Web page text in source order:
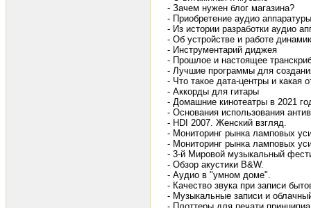
- Зачем нужен блог магазина?
- Приобретение аудио
- Из истории разработки аудио
- Об устройстве и работе
- Инструментарий диджея
- Прошлое и настоящее
- Лучшие программы для
- Что такое дата-центры и какая
- Аккорды для гитары
- Домашние кинотеатры в 2021
- Основания использования
- HDI 2007. Женский взгляд.
- Мониторинг рынка ламповых
- Мониторинг рынка ламповых
- 3-й Мировой музыкальный
- Обзор акустики B&W.
- Аудио в "умном доме".
- Качество звука при записи
- Музыкальные записи и